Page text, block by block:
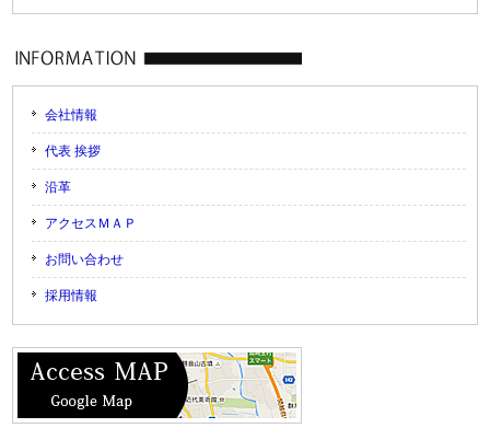
会社情報
代表 挨拶
沿革
アクセスＭＡＰ
お問い合わせ
採用情報